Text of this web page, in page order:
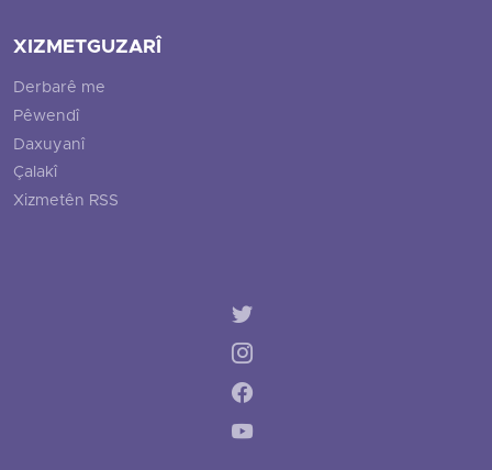
XIZMETGUZARÎ
Derbarê me
Pêwendî
Daxuyanî
Çalakî
Xizmetên RSS